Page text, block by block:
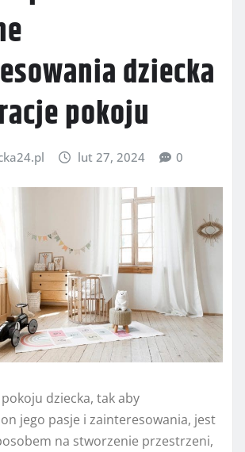
dziecka
pokoju
lut 27, 2024 0
dziecka, tak aby
jego pasje i zainteresowania, jest
na stworzenie przestrzeni,